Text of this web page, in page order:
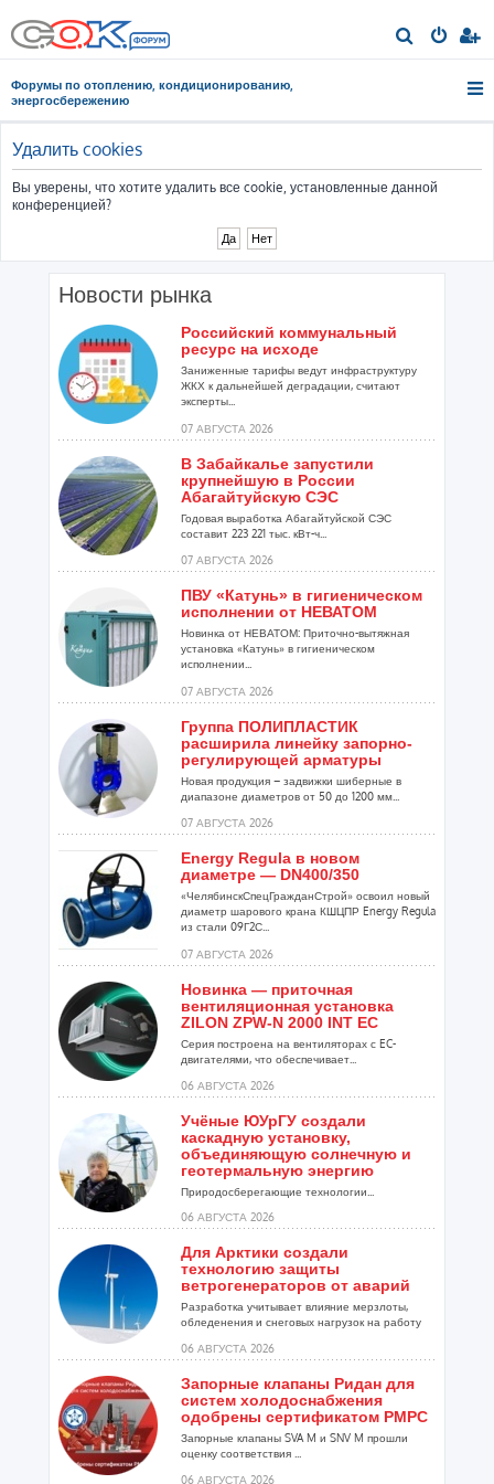
о
Форумы по отоплению, кондиционированию,
энергосбережению
Удалить cookies
Вы уверены, что хотите удалить все cookie, установленные данной
конференцией?
Новости рынка
Российский коммунальный
ресурс на исходе
Заниженные тарифы ведут инфраструктуру
ЖКХ к дальнейшей деградации, считают
эксперты...
07 АВГУСТА 2026
В Забайкалье запустили
крупнейшую в России
Абагайтуйскую СЭС
Годовая выработка Абагайтуйской СЭС
составит 223 221 тыс. кВт-ч...
07 АВГУСТА 2026
ПВУ «Катунь» в гигиеническом
исполнении от НЕВАТОМ
Новинка от НЕВАТОМ: Приточно-вытяжная
установка «Катунь» в гигиеническом
исполнении...
07 АВГУСТА 2026
Группа ПОЛИПЛАСТИК
расширила линейку запорно-
регулирующей арматуры
Новая продукция – задвижки шиберные в
диапазоне диаметров от 50 до 1200 мм...
07 АВГУСТА 2026
Energy Regula в новом
диаметре — DN400/350
«ЧелябинскСпецГражданСтрой» освоил новый
диаметр шарового крана КШЦПР Energy Regula
из стали 09Г2С...
07 АВГУСТА 2026
Новинка — приточная
вентиляционная установка
ZILON ZPW-N 2000 INT EC
Серия построена на вентиляторах с EC-
двигателями, что обеспечивает...
06 АВГУСТА 2026
Учёные ЮУрГУ создали
каскадную установку,
объединяющую солнечную и
геотермальную энергию
Природосберегающие технологии...
06 АВГУСТА 2026
Для Арктики создали
технологию защиты
ветрогенераторов от аварий
Разработка учитывает влияние мерзлоты,
обледенения и снеговых нагрузок на работу
06 АВГУСТА 2026
Запорные клапаны Ридан для
систем холодоснабжения
одобрены сертификатом РМРС
Запорные клапаны SVA M и SNV M прошли
оценку соответствия ...
06 АВГУСТА 2026